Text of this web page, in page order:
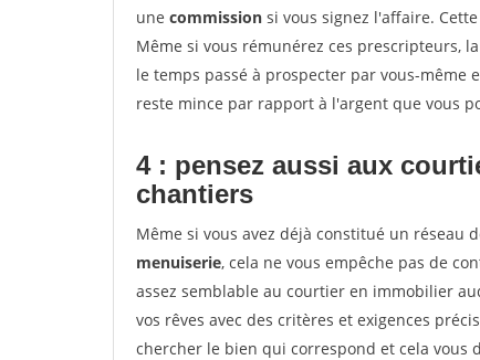
une commission si vous signez l'affaire.
Même si vous rémunérez ces prescripteurs,
le temps passé à prospecter par vous-
reste mince par rapport à l'argent que vous
4 : pensez aussi aux
chantiers
Même si vous avez déjà constitué un réseau
menuiserie, cela ne vous empêche pas de
assez semblable au courtier en immobilier
vos rêves avec des critères et exigences
chercher le bien qui correspond et cela vous